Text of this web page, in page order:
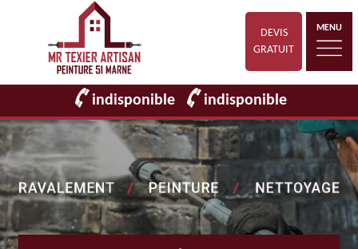
DEVIS
GRATUIT
MENU
indisponible indisponible